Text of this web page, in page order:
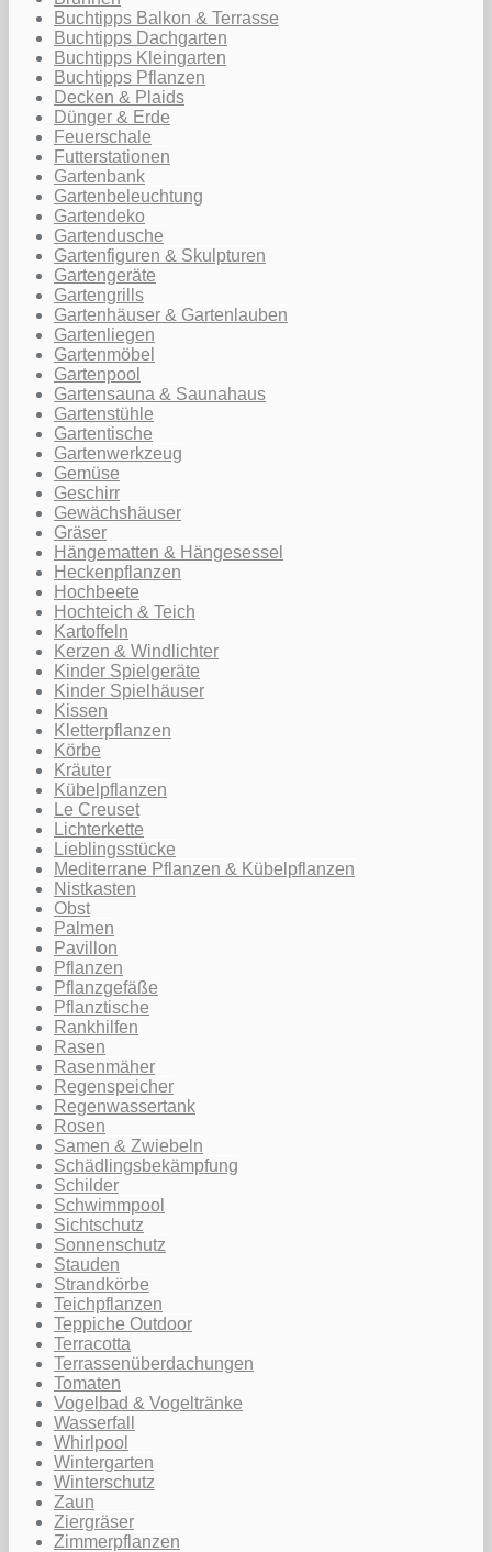
Buchtipps Balkon & Terrasse
Buchtipps Dachgarten
Buchtipps Kleingarten
Buchtipps Pflanzen
Decken & Plaids
Dünger & Erde
Feuerschale
Futterstationen
Gartenbank
Gartenbeleuchtung
Gartendeko
Gartendusche
Gartenfiguren & Skulpturen
Gartengeräte
Gartengrills
Gartenhäuser & Gartenlauben
Gartenliegen
Gartenmöbel
Gartenpool
Gartensauna & Saunahaus
Gartenstühle
Gartentische
Gartenwerkzeug
Gemüse
Geschirr
Gewächshäuser
Gräser
Hängematten & Hängesessel
Heckenpflanzen
Hochbeete
Hochteich & Teich
Kartoffeln
Kerzen & Windlichter
Kinder Spielgeräte
Kinder Spielhäuser
Kissen
Kletterpflanzen
Körbe
Kräuter
Kübelpflanzen
Le Creuset
Lichterkette
Lieblingsstücke
Mediterrane Pflanzen & Kübelpflanzen
Nistkasten
Obst
Palmen
Pavillon
Pflanzen
Pflanzgefäße
Pflanztische
Rankhilfen
Rasen
Rasenmäher
Regenspeicher
Regenwassertank
Rosen
Samen & Zwiebeln
Schädlingsbekämpfung
Schilder
Schwimmpool
Sichtschutz
Sonnenschutz
Stauden
Strandkörbe
Teichpflanzen
Teppiche Outdoor
Terracotta
Terrassenüberdachungen
Tomaten
Vogelbad & Vogeltränke
Wasserfall
Whirlpool
Wintergarten
Winterschutz
Zaun
Ziergräser
Zimmerpflanzen